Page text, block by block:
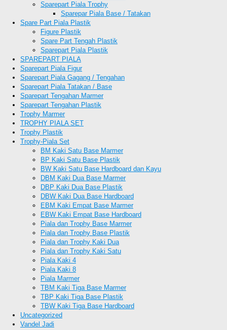
Sparepart Piala Trophy
Sparepar Piala Base / Tatakan
Spare Part Piala Plastik
Figure Plastik
Spare Part Tengah Plastik
Sparepart Piala Plastik
SPAREPART PIALA
Sparepart Piala Figur
Sparepart Piala Gagang / Tengahan
Sparepart Piala Tatakan / Base
Sparepart Tengahan Marmer
Sparepart Tengahan Plastik
Trophy Marmer
TROPHY PIALA SET
Trophy Plastik
Trophy-Piala Set
BM Kaki Satu Base Marmer
BP Kaki Satu Base Plastik
BW Kaki Satu Base Hardboard dan Kayu
DBM Kaki Dua Base Marmer
DBP Kaki Dua Base Plastik
DBW Kaki Dua Base Hardboard
EBM Kaki Empat Base Marmer
EBW Kaki Empat Base Hardboard
Piala dan Trophy Base Marmer
Piala dan Trophy Base Plastik
Piala dan Trophy Kaki Dua
Piala dan Trophy Kaki Satu
Piala Kaki 4
Piala Kaki 8
Piala Marmer
TBM Kaki Tiga Base Marmer
TBP Kaki Tiga Base Plastik
TBW Kaki Tiga Base Hardboard
Uncategorized
Vandel Jadi